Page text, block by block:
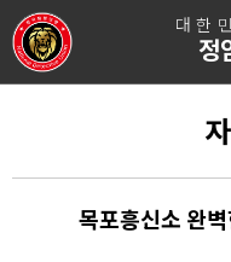
대한
정
목포흥신소 완